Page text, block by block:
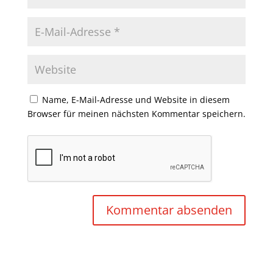
Name, E-Mail-Adresse und Website in diesem
Browser für meinen nächsten Kommentar speichern.